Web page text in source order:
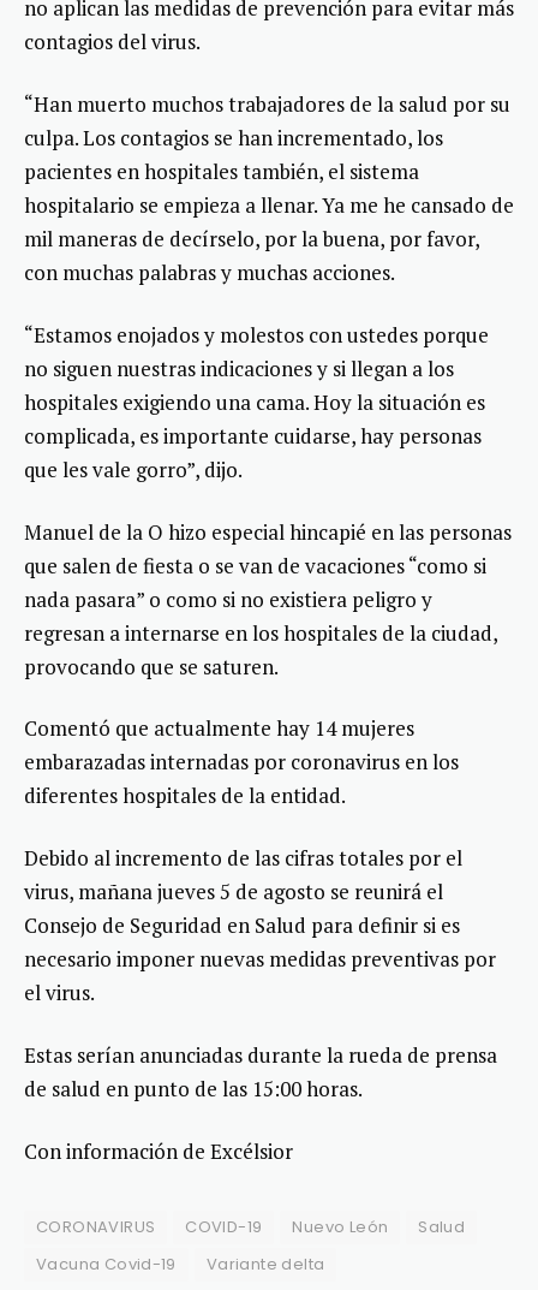
no aplican las medidas de prevención para evitar más
contagios del virus.
“Han muerto muchos trabajadores de la salud por su
culpa. Los contagios se han incrementado, los
pacientes en hospitales también, el sistema
hospitalario se empieza a llenar. Ya me he cansado de
mil maneras de decírselo, por la buena, por favor,
con muchas palabras y muchas acciones.
“Estamos enojados y molestos con ustedes porque
no siguen nuestras indicaciones y si llegan a los
hospitales exigiendo una cama. Hoy la situación es
complicada, es importante cuidarse, hay personas
que les vale gorro”, dijo.
Manuel de la O hizo especial hincapié en las personas
que salen de fiesta o se van de vacaciones “como si
nada pasara” o como si no existiera peligro y
regresan a internarse en los hospitales de la ciudad,
provocando que se saturen.
Comentó que actualmente hay 14 mujeres
embarazadas internadas por coronavirus en los
diferentes hospitales de la entidad.
Debido al incremento de las cifras totales por el
virus, mañana jueves 5 de agosto se reunirá el
Consejo de Seguridad en Salud para definir si es
necesario imponer nuevas medidas preventivas por
el virus.
Estas serían anunciadas durante la rueda de prensa
de salud en punto de las 15:00 horas.
Con información de Excélsior
CORONAVIRUS COVID-19 Nuevo León
Salud
Vacuna Covid-19
Variante delta